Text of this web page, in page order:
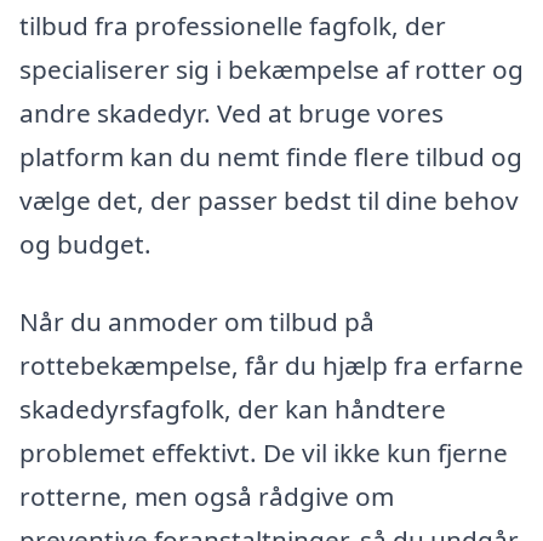
tilbud fra professionelle fagfolk, der
specialiserer sig i bekæmpelse af rotter og
andre skadedyr. Ved at bruge vores
platform kan du nemt finde flere tilbud og
vælge det, der passer bedst til dine behov
og budget.
Når du anmoder om tilbud på
rottebekæmpelse, får du hjælp fra erfarne
skadedyrsfagfolk, der kan håndtere
problemet effektivt. De vil ikke kun fjerne
rotterne, men også rådgive om